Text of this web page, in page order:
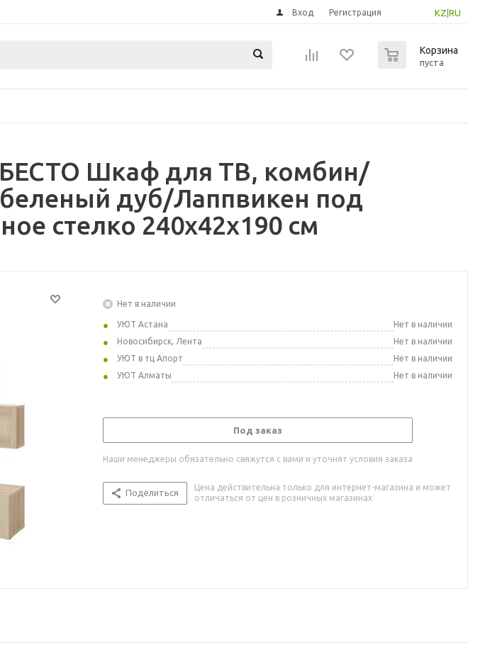
KZ RU
Вход Регистрация
Корзина
пуста
БЕСТО Шкаф для ТВ, комбин/
дуб/Лаппвикен под
стелко 240x42x190 см
Нет в наличии
УЮТ Астана
Нет в наличии
Новосибирск, Лента
Нет в наличии
УЮТ в тц Апорт
Нет в наличии
УЮТ Алматы
Нет в наличии
Под заказ
Наши менеджеры обязательно свяжутся с вами и уточнят условия заказа
Поделиться
Цена действительна только для интернет-магазина и может
отличаться от цен в розничных магазинах